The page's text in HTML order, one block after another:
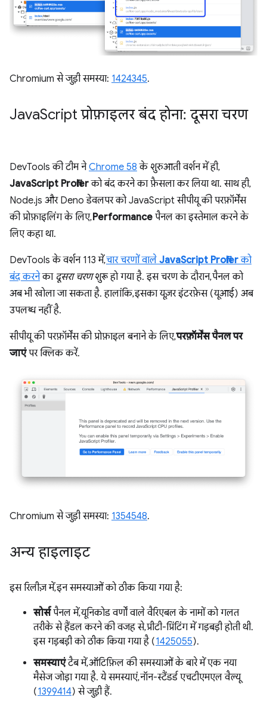
Chromium से जुड़ी समस्या: 1424345.
JavaScript प्रोफ़ाइलर बंद होना: दूसरा चरण
DevTools की टीम नेChrome 58 के शुरुआती वर्शन में ही,
JavaScript Profilerको बंद करने का फ़ैसला कर लिया था. साथ ही,
Node.js और Deno डेवलपर को JavaScript सीपीयू की परफ़ॉर्मेंस
की प्रोफ़ाइलिंग के लिए,Performance पैनल का इस्तेमाल करने के
लिए कहा था.
DevTools के वर्शन 113 में,चार चरणों वाले JavaScript Profilerको
बंद करनेका दूसरा चरणशुरू हो गया है. इस चरण के दौरान, पैनल को
अब भी खोला जा सकता है. हालांकि, इसका यूज़र इंटरफ़ेस (यूआई) अब
उपलब्ध नहीं है.
सीपीयू की परफ़ॉर्मेंस की प्रोफ़ाइल बनाने के लिए,परफ़ॉर्मेंस पैनल पर
जाएंपर क्लिक करें.
Chromium से जुड़ी समस्या: 1354548.
अन्य हाइलाइट
इस रिलीज़ में, इन समस्याओं को ठीक किया गया है:
सोर्सपैनल में, यूनिकोड वर्णों वाले वैरिएबल के नामों को गलत
तरीके से हैंडल करने की वजह से, प्रीटी-प्रिंटिंग में गड़बड़ी होती थी.
इस गड़बड़ी को ठीक किया गया है (1425055).
समस्याएंटैब में, ऑटिफ़िल की समस्याओं के बारे में एक नया
मैसेज जोड़ा गया है. ये समस्याएं, नॉन-स्टैंडर्ड एचटीएमएल वैल्यू
(1399414) से जुड़ी हैं.